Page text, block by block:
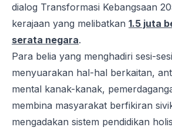
dialog Transformasi Kebangsaan
kerajaan yang melibatkan 1.5 juta
serata negara.
Para belia yang menghadiri sesi-
menyuarakan hal-hal berkaitan,
mental kanak-kanak,
membina masyarakat berfikiran
mengadakan sistem pendidikan